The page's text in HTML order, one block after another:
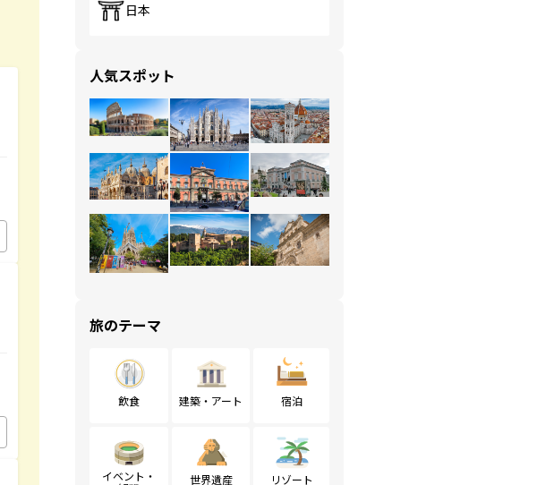
日本
人気スポット
旅のテーマ
飲食 建築・アート 宿泊
イベント・
世界遺産 リゾート